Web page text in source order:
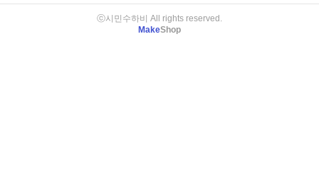
ⓒ시민수하비 All rights reserved.
MakeShop